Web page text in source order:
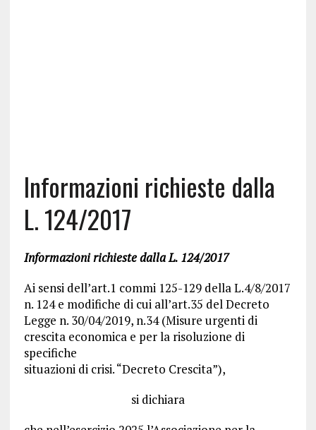
Informazioni richieste dalla
L. 124/2017
Informazioni richieste dalla L. 124/2017
Ai sensi dell’art.1 commi 125-129 della L.4/8/2017
n. 124 e modifiche di cui all’art.35 del Decreto
Legge n. 30/04/2019, n.34 (Misure urgenti di
crescita economica e per la risoluzione di
specifiche
situazioni di crisi. “Decreto Crescita”),
si dichiara